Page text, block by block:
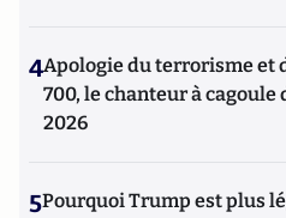
4Apologie du terrorisme et
700, le chanteur à cagoule
2026
5Pourquoi Trump est plus